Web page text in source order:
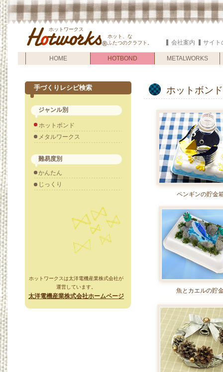
ホット、な
ふたつのクラフト。
ホットワークス
HOTBOND
HOME HOTBOND METALWORKS
サイト
会社案内
®
ホットボン
ペンギンの貯金
魚とカエルの貯
ジャンル別
ホットボンド
メタルワークス
難易度別
かんたん
じっくり
ホットワークスは太洋電機産業株式会社が
運営しています。
太洋電機産業株式会社ホームページ
手づくりレシピ検索